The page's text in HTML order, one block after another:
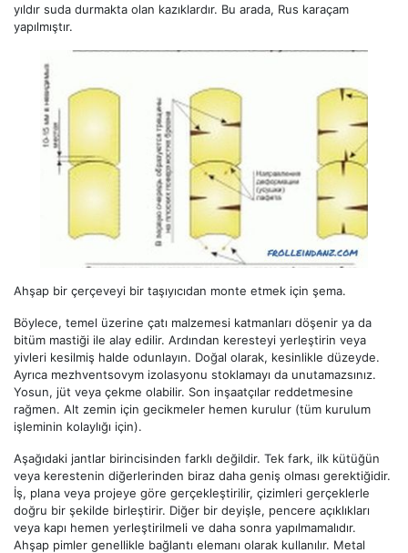
yıldır suda durmakta olan kazıklardır. Bu arada, Rus karaçam
yapılmıştır.
Ahşap bir çerçeveyi bir taşıyıcıdan monte etmek için şema.
Böylece, temel üzerine çatı malzemesi katmanları döşenir ya da
bitüm mastiği ile alay edilir. Ardından keresteyi yerleştirin veya
yivleri kesilmiş halde odunlayın. Doğal olarak, kesinlikle düzeyde.
Ayrıca mezhventsovym izolasyonu stoklamayı da unutamazsınız.
Yosun, jüt veya çekme olabilir. Son inşaatçılar reddetmesine
rağmen. Alt zemin için gecikmeler hemen kurulur (tüm kurulum
işleminin kolaylığı için).
Aşağıdaki jantlar birincisinden farklı değildir. Tek fark, ilk kütüğün
veya kerestenin diğerlerinden biraz daha geniş olması gerektiğidir.
İş, plana veya projeye göre gerçekleştirilir, çizimleri gerçeklerle
doğru bir şekilde birleştirir. Diğer bir deyişle, pencere açıklıkları
veya kapı hemen yerleştirilmeli ve daha sonra yapılmamalıdır.
Ahşap pimler genellikle bağlantı elemanı olarak kullanılır. Metal